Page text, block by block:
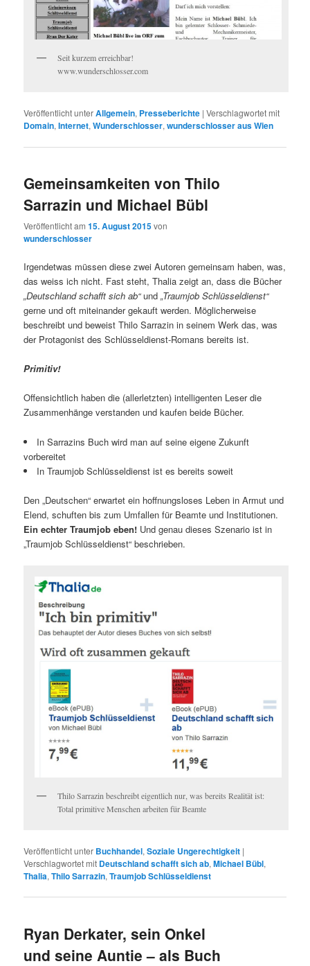
Seit kurzem erreichbar!
www.wunderschlosser.com
Veröffentlicht unterAllgemein, Presseberichte |Verschlagwortet mit
Domain,Internet,Wunderschlosser,wunderschlosser aus Wien
Gemeinsamkeiten von Thilo
Sarrazin und Michael Bübl
Veröffentlicht am15. August 2015von
wunderschlosser
Irgendetwas müssen diese zwei Autoren gemeinsam haben, was,
das weiss ich nicht. Fast steht, Thalia zeigt an, dass die Bücher
„Deutschland schafft sich ab“und„Traumjob Schlüsseldienst“
gerne und oft miteinander gekauft werden. Möglicherweise
beschreibt und beweist Thilo Sarrazin in seinem Werk das, was
der Protagonist des Schlüsseldienst-Romans bereits ist.
Primitiv!
Offensichtlich haben die (allerletzten) intelligenten Leser die
Zusammenhänge verstanden und kaufen beide Bücher.
In Sarrazins Buch wird man auf seine eigene Zukunft
vorbereitet
In Traumjob Schlüsseldienst ist es bereits soweit
Den „Deutschen“ erwartet ein hoffnungsloses Leben in Armut und
Elend, schuften bis zum Umfallen für Beamte und Institutionen.
Ein echter Traumjob eben! Und genau dieses Szenario ist in
„Traumjob Schlüsseldienst“ beschrieben.
Thilo Sarrazin beschreibt eigentlich nur, was bereits Realität ist:
Total primitive Menschen arbeiten für Beamte
Veröffentlicht unter Buchhandel,Soziale Ungerechtigkeit |
Verschlagwortet mit Deutschland schafft sich ab,Michael Bübl,
Thalia,Thilo Sarrazin,Traumjob Schlüsseldienst
Ryan Derkater, sein Onkel
und seine Auntie – als Buch